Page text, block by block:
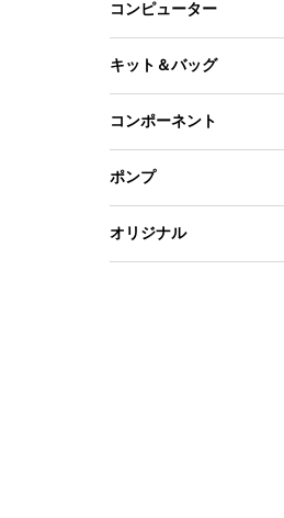
コンピューター
キット＆バッグ
コンポーネント
ポンプ
オリジナル